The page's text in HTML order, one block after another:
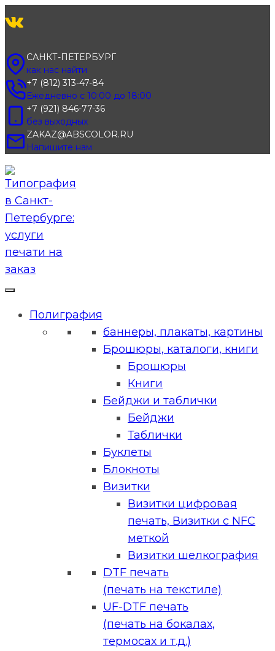
к
САНКТ-ПЕТЕРБУРГ
как нас найти
+7 (812) 313-47-84
Ежедневно с 10:00 до 18:00
+7 (921) 846-77-36
без выходных
ZAKAZ@ABSCOLOR.RU
Напишите нам
Полиграфия
баннеры, плакаты, картины
Брошюры, каталоги, книги
Брошюры
Книги
Бейджи и таблички
Бейджи
Таблички
Буклеты
Блокноты
Визитки
Визитки цифровая
печать, Визитки с NFC
меткой
Визитки шелкография
DTF печать
(печать на текстиле)
UF-DTF печать
(печать на бокалах,
термосах и т.д.)